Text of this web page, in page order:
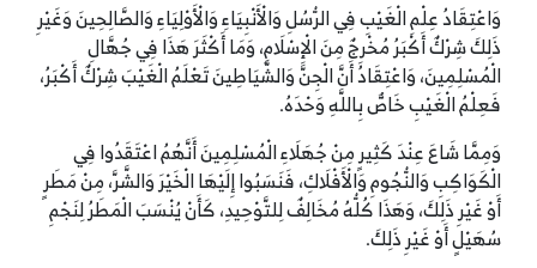
وَاعْتِقَادُ عِلْمِ الْغَيْبِ فِي الرُّسُلِ وَالْأَنْبِيَاءِ وَالْأَوْلِيَاءِ وَالصَّالِحِينَ وَغَيْرِ
ذَلِكَ شِرْكٌ أَكْبَرُ مُخْرِجٌ مِنَ الْإِسْلَامِ، وَمَا أَكْثَرَ هَذَا فِي جُهَّالِ
الْمُسْلِمِينَ، وَاعْتِقَادُ أَنَّ الْجِنَّ وَالشَّيَاطِينَ تَعْلَمُ الْغَيْبَ شِرْكٌ أَكْبَرُ،
فَعِلْمُ الْغَيْبِ خَاصٌّ بِاللَّهِ وَحْدَهُ.
وَمِمَّا شَاعَ عِنْدَ كَثِيرٍ مِنْ جُهَلَاءِ الْمُسْلِمِينَ أَنَّهُمُ اعْتَقَدُوا فِي
الْكَوَاكِبِ وَالنُّجُومِ وَالْأَفْلَاكِ، فَنَسَبُوا إِلَيْهَا الْخَيْرَ وَالشَّرَّ، مِنْ مَطَرٍ
أَوْ غَيْرِ ذَلِكَ، وَهَذَا كُلُّهُ مُخَالِفٌ لِلتَّوْحِيدِ، كَأَنْ يُنْسَبَ الْمَطَرُ لِنَجْمِ
سُهَيْلٍ أَوْ غَيْرِ ذَلِكَ.